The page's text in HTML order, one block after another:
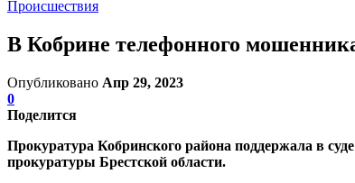
Происшествия
В Кобрине телефонного
Опубликовано Апр 29, 2023
0
Поделится
Прокуратура Кобринского района поддержала в
прокуратуры Брестской области.